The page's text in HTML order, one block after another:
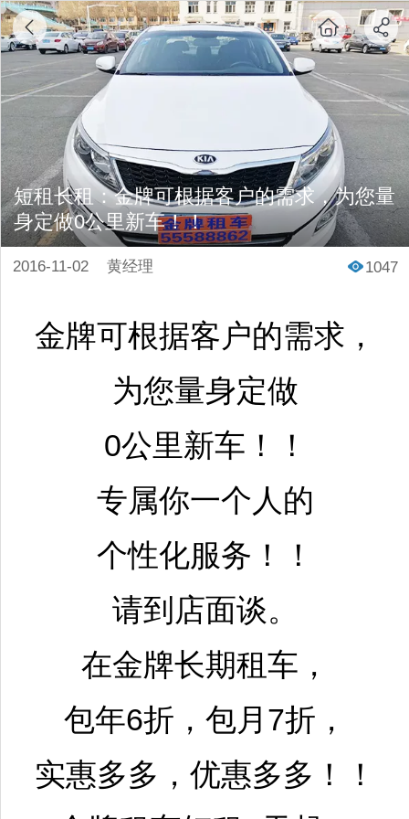
短租长租：金牌可根据客户的需求，为您量
身定做0公里新车！！
2016-11-02 黄经理 1047
金牌可根据客户的需求，
为您量身定做
0公里新车！！
专属你一个人的
个性化服务！！
请到店面谈。
在金牌长期租车，
包年6折，包月7折，
实惠多多，优惠多多！！